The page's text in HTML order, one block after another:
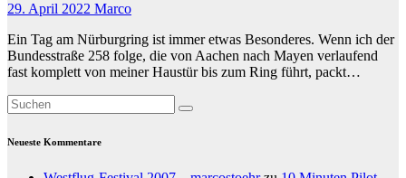
29. April 2022 Marco
Ein Tag am Nürburgring ist immer etwas Besonderes. Wenn ich der
Bundesstraße 258 folge, die von Aachen nach Mayen verlaufend
fast komplett von meiner Haustür bis zum Ring führt, packt…
Neueste Kommentare